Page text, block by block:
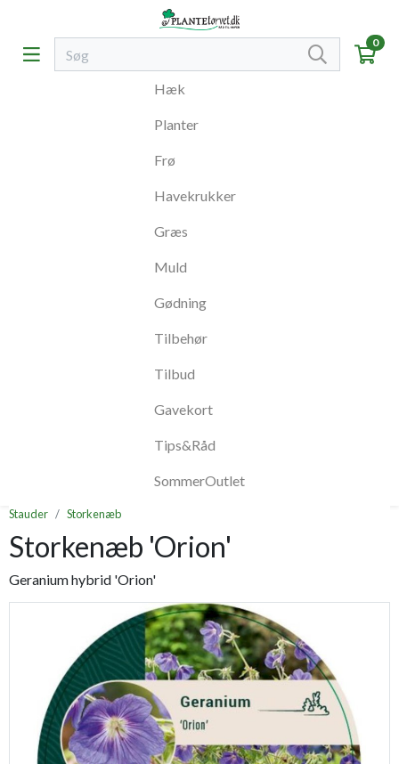
0
Hæk
Planter
Frø
Havekrukker
Græs
Muld
Gødning
Tilbehør
Tilbud
Gavekort
Tips&Råd
SommerOutlet
Stauder Storkenæb
Storkenæb 'Orion'
Geranium hybrid 'Orion'